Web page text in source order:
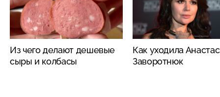
Из чего делают дешевые
сыры и колбасы
Как уходила
Заворотнюк